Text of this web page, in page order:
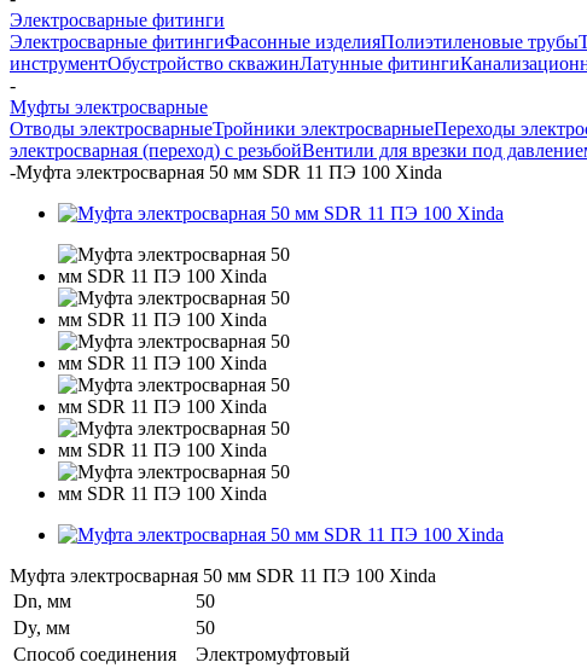
Электросварные фитинги
Электросварные фитингиФасонные изделияПолиэтиленовые трубы
инструментОбустройство скважинЛатунные фитинги
-
Муфты электросварные
Отводы электросварныеТройники электросварныеПереходы
электросварная (переход) с резьбойВентили для врезки под
-Муфта электросварная 50 мм SDR 11 ПЭ 100 Xinda
Муфта электросварная 50 мм SDR 11 ПЭ 100 Xinda
Dn, мм
50
Dy, мм
50
Способ соединения
Электромуфтовый